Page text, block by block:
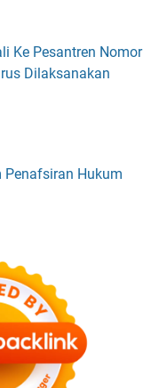
Ke Pesantren Nomor
Dilaksanakan
Hukum